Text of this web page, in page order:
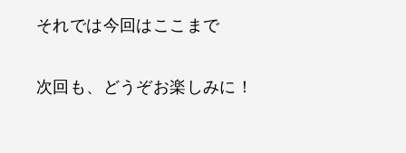
それでは今回はここまで
次回も、どうぞお楽しみに！